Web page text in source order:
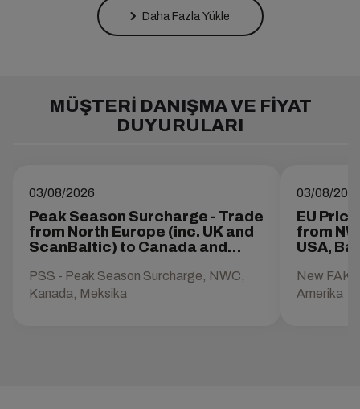
Daha Fazla Yükle
MÜŞTERI DANIŞMA VE FIYAT
DUYURULARI
03/08/2026
Peak Season Surcharge - Trade
from North Europe (inc. UK and
ScanBaltic) to Canada and
PSS - Peak Season Surcharge, NWC,
Kanada, Meksika
03/08/
EU
from
USA,
New FAK
Amerika